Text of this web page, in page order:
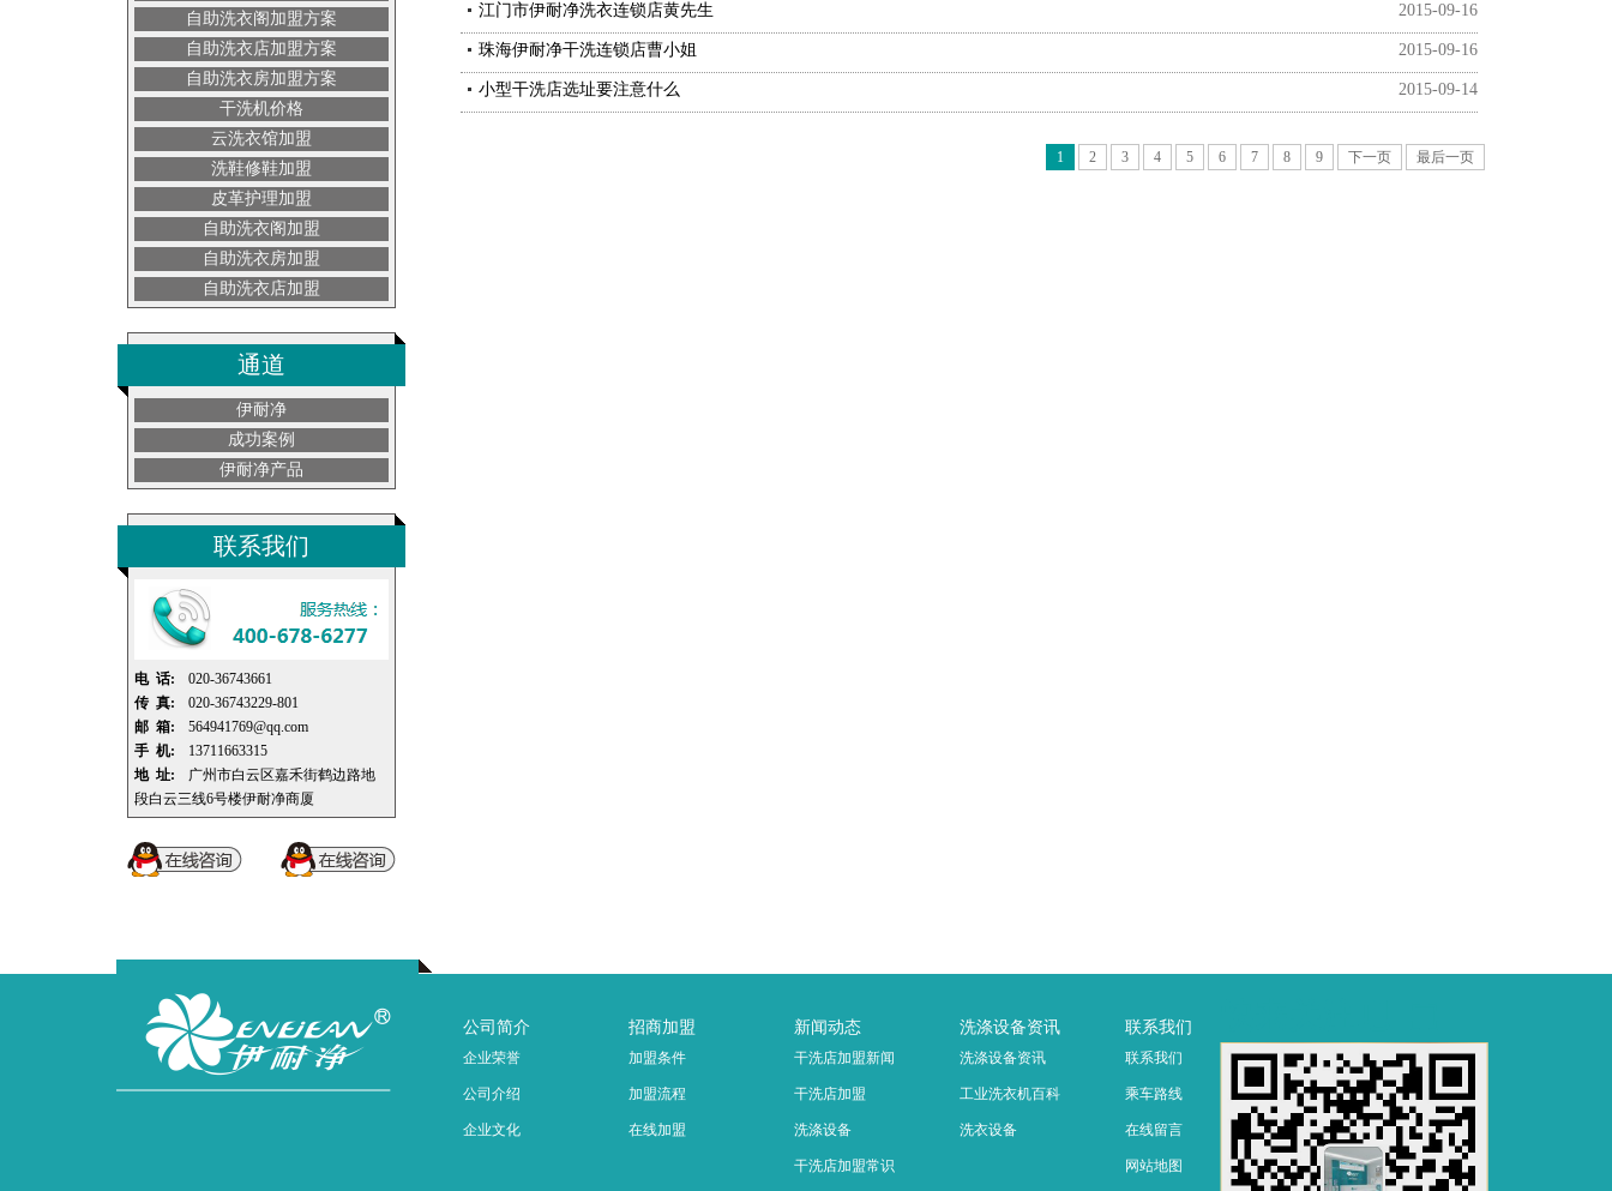
自助洗衣阁加盟方案
自助洗衣店加盟方案
自助洗衣房加盟方案
干洗机价格
云洗衣馆加盟
洗鞋修鞋加盟
皮革护理加盟
自助洗衣阁加盟
自助洗衣房加盟
自助洗衣店加盟
通道
伊耐净
成功案例
伊耐净产品
联系我们
电 话:
020-36743661
传 真:
020-36743229-801
邮 箱:
564941769@qq.com
手 机:
13711663315
地 址:
广州市白云区嘉禾街鹤边路地
段白云三线6号楼伊耐净商厦
江门市伊耐净洗衣连锁店黄先生 2015-09-16
珠海伊耐净干洗连锁店曹小姐 2015-09-16
小型干洗店选址要注意什么 2015-09-14
1 2 3 4 5 6 7 8 9 下一页 最后一页
公司简介
企业荣誉
公司介绍
企业文化
招商加盟
加盟条件
加盟流程
在线加盟
新闻动态
干洗店加盟新闻
干洗店加盟
洗涤设备
干洗店加盟常识
洗涤设备资讯
洗涤设备资讯
工业洗衣机百科
洗衣设备
联系我们
联系我们
乘车路线
在线留言
网站地图